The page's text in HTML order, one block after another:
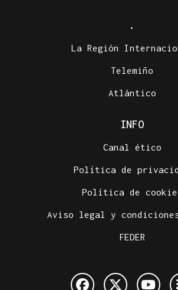
.
La Región
Telemiño
Atlántico
INFO
Canal ético
Política de
Política de
Aviso legal y
FEDER